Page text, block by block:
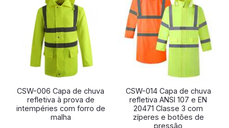
CSW-006 Capa de chuva
refletiva à prova de
intempéries com forro de
malha
CSW-014 Capa de chuva
refletiva ANSI 107 e EN
20471 Classe 3 com
zíperes e botões de
pressão